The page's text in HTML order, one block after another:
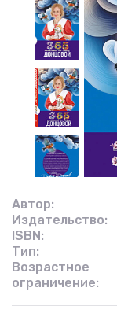
Автор:
Издательство:
ISBN:
Тип:
Возрастное
ограничение: